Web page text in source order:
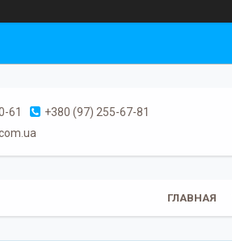
61
+380 (97) 255-67-81
ГЛАВНАЯ